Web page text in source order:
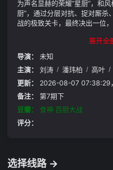
为声名显赫的荣耀“星厨”，和
厨”，通过分层对抗、捉对厮杀
战的极致关卡，最终决出一位，
展开全
导演：
未知
主演：
刘涛 / 潘玮柏 / 高叶 /
更新：
2026-08-07 07:38:29
备注：
第7期下
豆瓣：
食神·百厨大战
评分：
选择线路 →